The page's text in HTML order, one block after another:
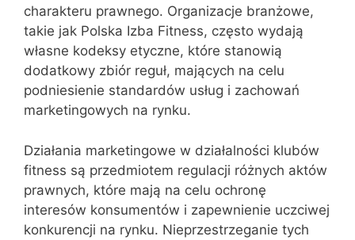
charakteru prawnego. Organizacje branżowe,
takie jak Polska Izba Fitness, często wydają
własne kodeksy etyczne, które stanowią
dodatkowy zbiór reguł, mających na celu
podniesienie standardów usług i zachowań
marketingowych na rynku.
Działania marketingowe w działalności klubów
fitness są przedmiotem regulacji różnych aktów
prawnych, które mają na celu ochronę
interesów konsumentów i zapewnienie uczciwej
konkurencji na rynku. Nieprzestrzeganie tych